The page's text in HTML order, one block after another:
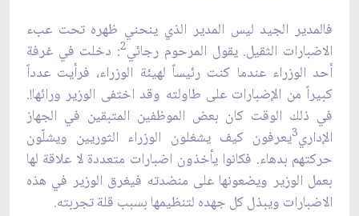
فالمدير الجيد ليس المدير الذي ينحني ظهره تحت عبء
الاضبارات الثقيل. يقول المرحوم رجائي2: دخلت في غرفة
أحد الوزراء عندما كنت رئيساً لهيئة الوزراء، فرأيت عدداً
كبيراً من الإضبارات على طاولته وقد اختفى الوزير ورائها!.
في ذلك الوقت كان بعض الموظفين المتبقين في الجهاز
الإداري3يعرفون كيف يشغلون الوزراء الثوريين ويشلّون
حركتهم بدهاء. فكانوا يأخذون اضبارات متعددة لا علاقة لها
بعمل الوزير ويضعونها على منضدته فيغرق الوزير في هذه
الاضبارات ويبذل كل جهده لتنظيمها بسبب قلة تجربته.